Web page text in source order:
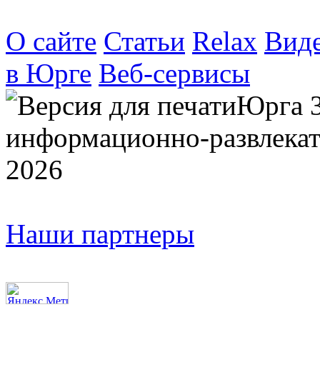
О сайте Статьи Relax
в Юрге Веб-сервисы
Юрга
информационно-
2026
Наши партнеры